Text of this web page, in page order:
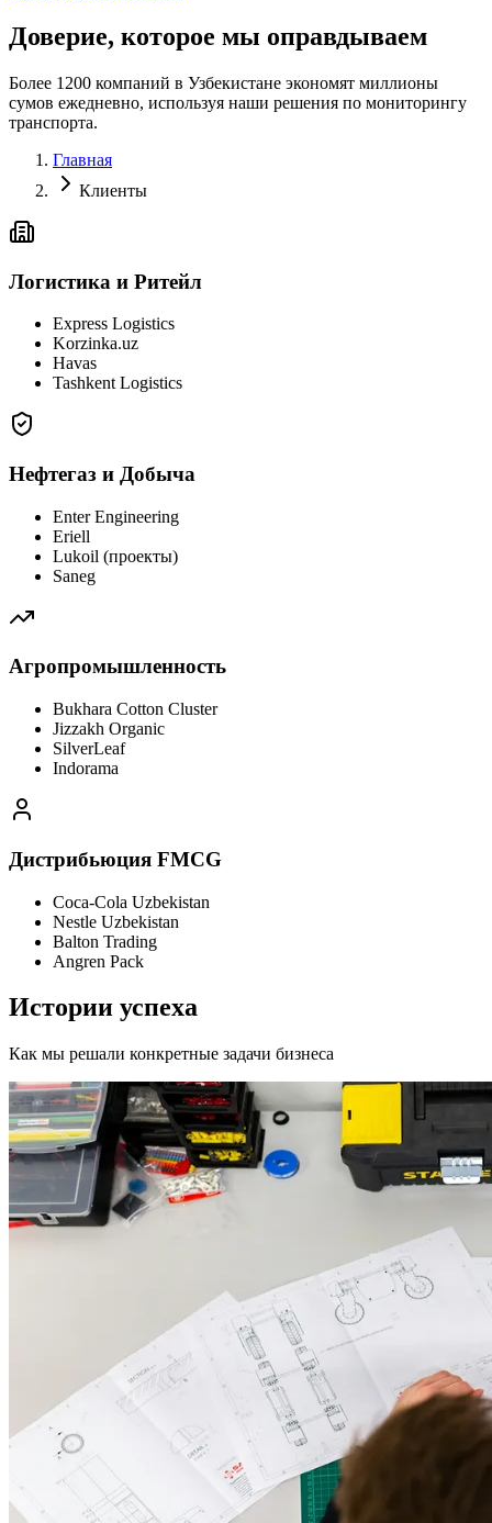
Доверие, которое мы оправдываем
Более 1200 компаний в Узбекистане экономят миллионы
сумов ежедневно, используя наши решения по мониторингу
транспорта.
Главная
Клиенты
Логистика и Ритейл
Express Logistics
Korzinka.uz
Havas
Tashkent Logistics
Нефтегаз и Добыча
Enter Engineering
Eriell
Lukoil (проекты)
Saneg
Агропромышленность
Bukhara Cotton Cluster
Jizzakh Organic
SilverLeaf
Indorama
Дистрибьюция FMCG
Coca-Cola Uzbekistan
Nestle Uzbekistan
Balton Trading
Angren Pack
Истории успеха
Как мы решали конкретные задачи бизнеса